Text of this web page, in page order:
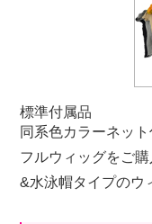
標準付属品
同系色カラーネット
フルウィッグをご
&水泳帽タイプのウ